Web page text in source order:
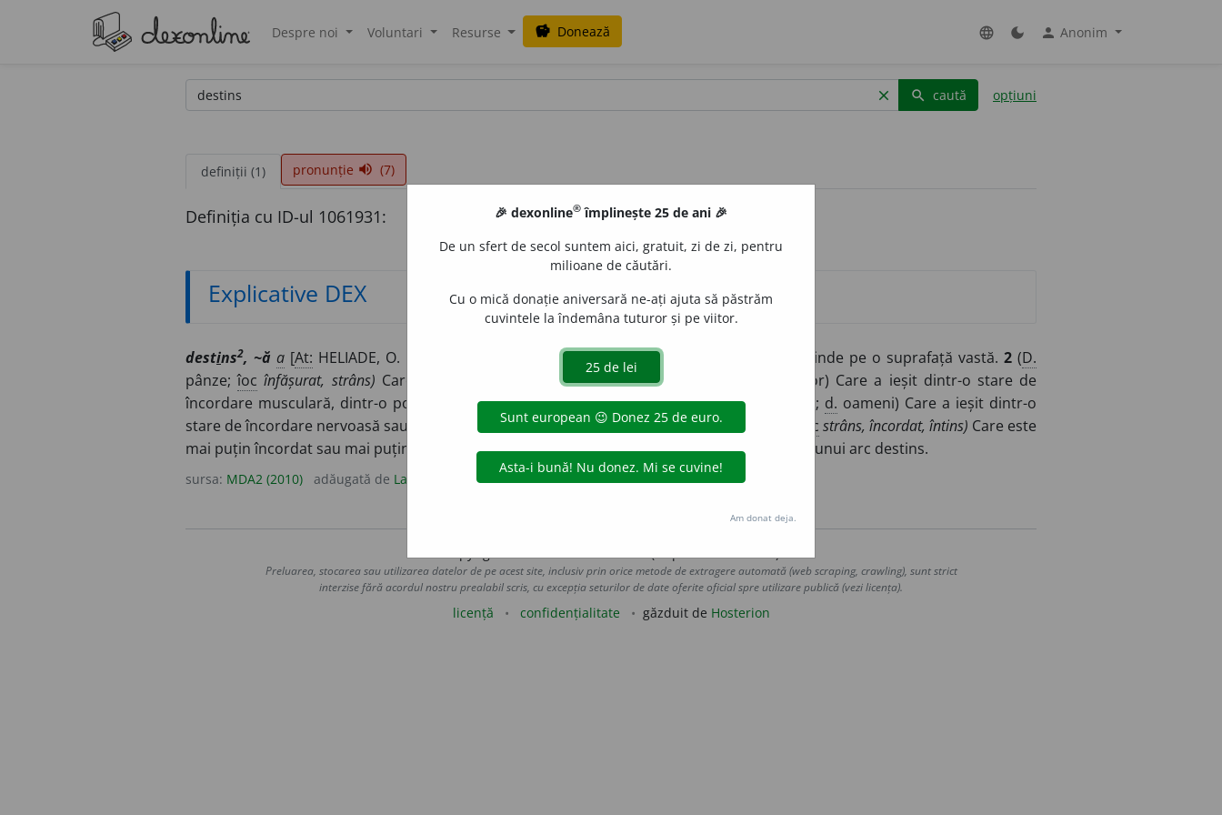
Despre noi Voluntari Resurse savings Donează language dark_mode person Anonim
clear search caută opțiuni
definiții (1) pronunție volume_up (7)
Definiția cu ID-ul 1061931:
Explicative DEX
destins2, ~ă a [At: HELIADE, O. I, 181 / E: destinde]1(D. ținuturi) Care se întinde pe o suprafață vastă. 2 (D.
pânze;îoc înfășurat, strâns) Care este desfășurat. D.mușchi,pex
membrele ființelor) Care a ieșit dintr-o stare de
încordare musculară, dintr-o poziție incomodă, ghemuităSi: îndreptat, întins, relaxat. ; d. oameni) Care a ieșit dintr-o
stare de încordare nervoasă sau morală
Si: calmat, liniștit, relaxat. 5(D.coarde, arcuri îoc strâns, încordat, întins) Care este
mai puțin încordat sau mai puțin strâns
lărgit , relaxat , slăbit , slobozit .6Care are forma unui arc destins.
sursa: MDA2 (2010) adăugată de LauraGellner acțiuni
Copyright © 2004-2026 dexonline (https://dexonline.ro)
Preluarea, stocarea sau utilizarea datelor de pe acest site, inclusiv prin orice metode de extragere automată (web scraping, crawling), sunt strict
interzise fără acordul nostru prealabil scris, cu excepția seturilor de date oferite oficial spre utilizare publică (vezi licența).
licență confidențialitate găzduit de Hosterion
🎉 dexonline® împlinește 25 de ani 🎉
De un sfert de secol suntem aici, gratuit, zi de zi, pentru
milioane de căutări.
Cu o mică donație aniversară ne-ați ajuta să păstrăm
cuvintele la îndemâna tuturor și pe viitor.
Am donat deja.